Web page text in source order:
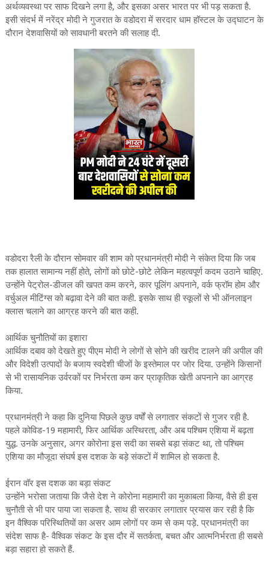
अर्थव्यवस्था पर साफ दिखने लगा है, और इसका असर भारत पर भी पड़ सकता है.
इसी संदर्भ में नरेंद्र मोदी ने गुजरात के वडोदरा में सरदार धाम हॉस्टल के उद्घाटन के
दौरान देशवासियों को सावधानी बरतने की सलाह दी.
वडोदरा रैली के दौरान सोमवार की शाम को प्रधानमंत्री मोदी ने संकेत दिया कि जब
तक हालात सामान्य नहीं होते, लोगों को छोटे-छोटे लेकिन महत्वपूर्ण कदम उठाने चाहिए.
उन्होंने पेट्रोल-डीजल की खपत कम करने, कार पूलिंग अपनाने, वर्क फ्रॉम होम और
वर्चुअल मीटिंग्स को बढ़ावा देने की बात कही. इसके साथ ही स्कूलों से भी ऑनलाइन
क्लास चलाने का आग्रह करने की बात कही.
आर्थिक चुनौतियों का इशारा
आर्थिक दबाव को देखते हुए पीएम मोदी ने लोगों से सोने की खरीद टालने की अपील की
और विदेशी उत्पादों के बजाय स्वदेशी चीजों के इस्तेमाल पर जोर दिया. उन्होंने किसानों
से भी रासायनिक उर्वरकों पर निर्भरता कम कर प्राकृतिक खेती अपनाने का आग्रह
किया.
प्रधानमंत्री ने कहा कि दुनिया पिछले कुछ वर्षों से लगातार संकटों से गुजर रही है.
पहले कोविड-19 महामारी, फिर आर्थिक अस्थिरता, और अब पश्चिम एशिया में बढ़ता
युद्ध. उनके अनुसार, अगर कोरोना इस सदी का सबसे बड़ा संकट था, तो पश्चिम
एशिया का मौजूदा संघर्ष इस दशक के बड़े संकटों में शामिल हो सकता है.
ईरान वॉर इस दशक का बड़ा संकट
उन्होंने भरोसा जताया कि जैसे देश ने कोरोना महामारी का मुकाबला किया, वैसे ही इस
चुनौती से भी पार पाया जा सकता है. साथ ही सरकार लगातार प्रयास कर रही है कि
इन वैश्विक परिस्थितियों का असर आम लोगों पर कम से कम पड़े. प्रधानमंत्री का
संदेश साफ है- वैश्विक संकट के इस दौर में सतर्कता, बचत और आत्मनिर्भरता ही सबसे
बड़ा सहारा हो सकते हैं.